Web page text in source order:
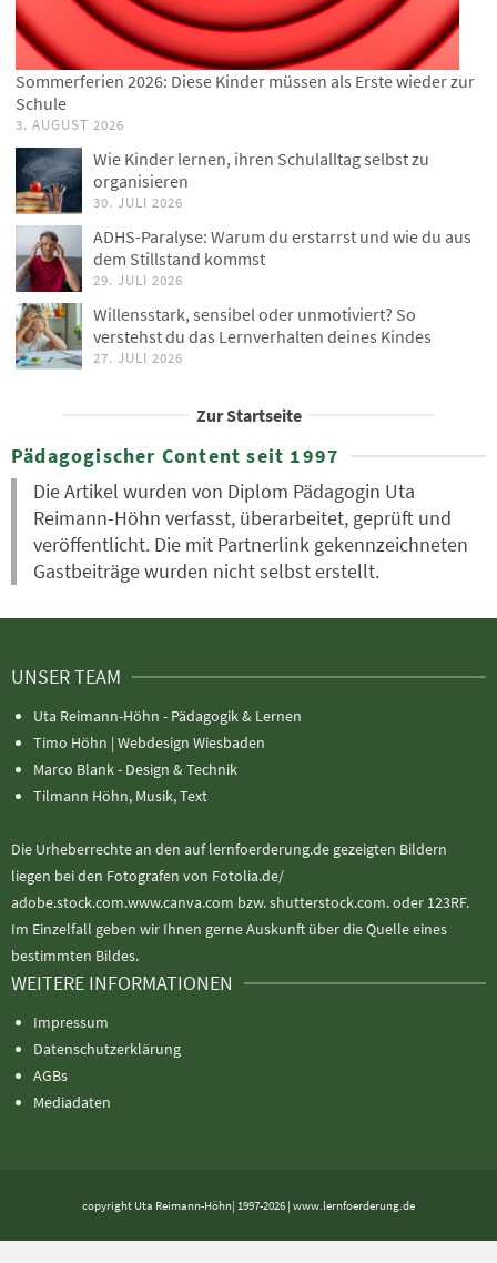
Sommerferien 2026: Diese Kinder müssen als Erste wieder zur
Schule
3. AUGUST 2026
Wie Kinder lernen, ihren Schulalltag selbst zu
organisieren
30. JULI 2026
ADHS-Paralyse: Warum du erstarrst und wie du aus
dem Stillstand kommst
29. JULI 2026
Willensstark, sensibel oder unmotiviert? So
verstehst du das Lernverhalten deines Kindes
27. JULI 2026
Zur Startseite
Pädagogischer Content seit 1997
Die Artikel wurden von Diplom Pädagogin Uta
Reimann-Höhn verfasst, überarbeitet, geprüft und
veröffentlicht. Die mit Partnerlink gekennzeichneten
Gastbeiträge wurden nicht selbst erstellt.
UNSER TEAM
Uta Reimann-Höhn - Pädagogik & Lernen
Timo Höhn | Webdesign Wiesbaden
Marco Blank - Design & Technik
Tilmann Höhn, Musik, Text
Die Urheberrechte an den auf lernfoerderung.de gezeigten Bildern
liegen bei den Fotografen von Fotolia.de/
adobe.stock.com.www.canva.com bzw. shutterstock.com. oder 123RF.
Im Einzelfall geben wir Ihnen gerne Auskunft über die Quelle eines
bestimmten Bildes.
WEITERE INFORMATIONEN
Impressum
Datenschutzerklärung
AGBs
Mediadaten
copyright Uta Reimann-Höhn| 1997-2026 | www.lernfoerderung.de